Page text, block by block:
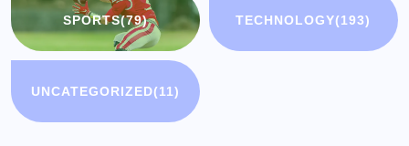
SPORTS(79) TECHNOLOGY(193)
UNCATEGORIZED(11)